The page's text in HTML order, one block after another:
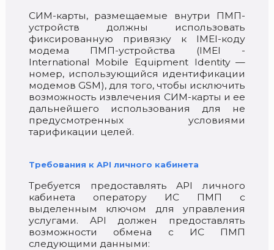
СИМ-карты, размещаемые внутри ПМП-
устройств должны использовать
фиксированную привязку к IMEI-коду
модема ПМП-устройства (IMEI -
International Mobile Equipment Identity —
номер, использующийся идентификации
модемов GSM), для того, чтобы исключить
возможность извлечения СИМ-карты и ее
дальнейшего использования для не
предусмотренных условиями
тарификации целей.
Требования к API личного кабинета
Требуется предоставлять API личного
кабинета оператору ИС ПМП с
выделенным ключом для управления
услугами. API должен предоставлять
возможности обмена с ИС ПМП
следующими данными: